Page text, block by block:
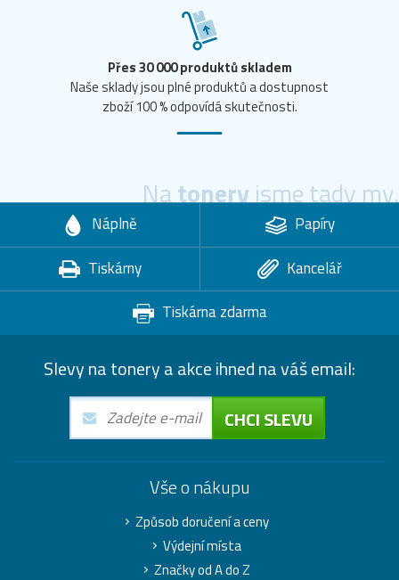
Přes 30 000 produktů skladem
Naše sklady jsou plné produktů a dostupnost
zboží 100 % odpovídá skutečnosti.
Natoneryjsme tady my.
Náplně
Papíry
Tiskárny
Kancelář
Tiskárna zdarma
Slevy na tonery a akce ihned na váš email:
CHCI SLEVU
Vše o nákupu
Způsob doručení a ceny
Výdejní místa
Značky od A do Z